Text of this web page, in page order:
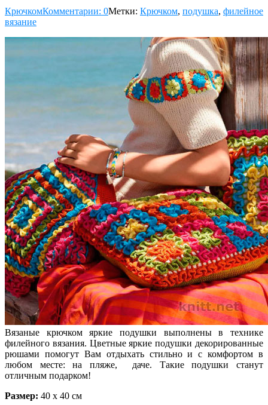
КрючкомКомментарии: 0Метки: Крючком, подушка, филейное
вязание
Вязаные крючком яркие подушки выполнены в технике
филейного вязания. Цветные яркие подушки декорированные
рюшами помогут Вам отдыхать стильно и с комфортом в
любом месте: на пляже, даче. Такие подушки станут
отличным подарком!
Размер: 40 х 40 см